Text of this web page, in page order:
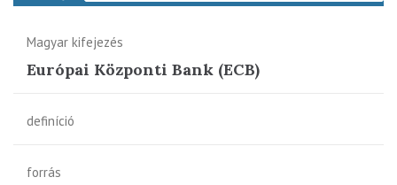
Magyar kifejezés
Európai Központi Bank (ECB)
definíció
forrás